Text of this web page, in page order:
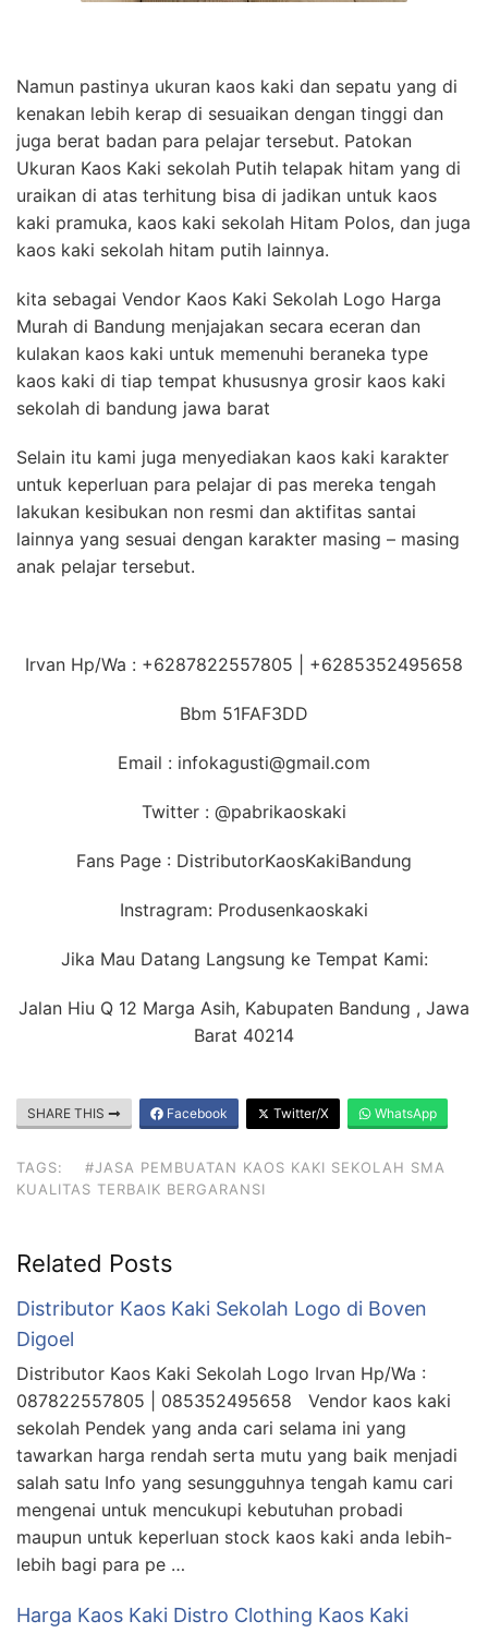
Namun pastinya ukuran kaos kaki dan sepatu yang di
kenakan lebih kerap di sesuaikan dengan tinggi dan
juga berat badan para pelajar tersebut. Patokan
Ukuran Kaos Kaki sekolah Putih telapak hitam yang di
uraikan di atas terhitung bisa di jadikan untuk kaos
kaki pramuka, kaos kaki sekolah Hitam Polos, dan juga
kaos kaki sekolah hitam putih lainnya.
kita sebagai Vendor Kaos Kaki Sekolah Logo Harga
Murah di Bandung menjajakan secara eceran dan
kulakan kaos kaki untuk memenuhi beraneka type
kaos kaki di tiap tempat khususnya grosir kaos kaki
sekolah di bandung jawa barat
Selain itu kami juga menyediakan kaos kaki karakter
untuk keperluan para pelajar di pas mereka tengah
lakukan kesibukan non resmi dan aktifitas santai
lainnya yang sesuai dengan karakter masing – masing
anak pelajar tersebut.
Irvan Hp/Wa : +6287822557805 | +6285352495658
Bbm 51FAF3DD
Email : infokagusti@gmail.com
Twitter : @pabrikaoskaki
Fans Page : DistributorKaosKakiBandung
Instragram: Produsenkaoskaki
Jika Mau Datang Langsung ke Tempat Kami:
Jalan Hiu Q 12 Marga Asih, Kabupaten Bandung , Jawa
Barat 40214
SHARE THIS Facebook Twitter/X WhatsApp
TAGS:
#JASA PEMBUATAN KAOS KAKI SEKOLAH SMA
KUALITAS TERBAIK BERGARANSI
Related Posts
Distributor Kaos Kaki Sekolah Logo di Boven
Digoel
Distributor Kaos Kaki Sekolah Logo Irvan Hp/Wa :
087822557805 | 085352495658 Vendor kaos kaki
sekolah Pendek yang anda cari selama ini yang
tawarkan harga rendah serta mutu yang baik menjadi
salah satu Info yang sesungguhnya tengah kamu cari
mengenai untuk mencukupi kebutuhan probadi
maupun untuk keperluan stock kaos kaki anda lebih-
lebih bagi para pe …
Harga Kaos Kaki Distro Clothing Kaos Kaki